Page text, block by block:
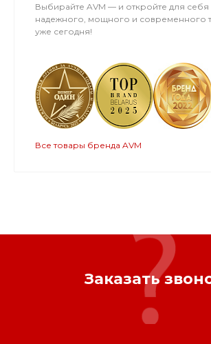
Выбирайте AVM — и откройте для
надежного, мощного и современного
уже сегодня!
Все товары бренда AVM
Заказать